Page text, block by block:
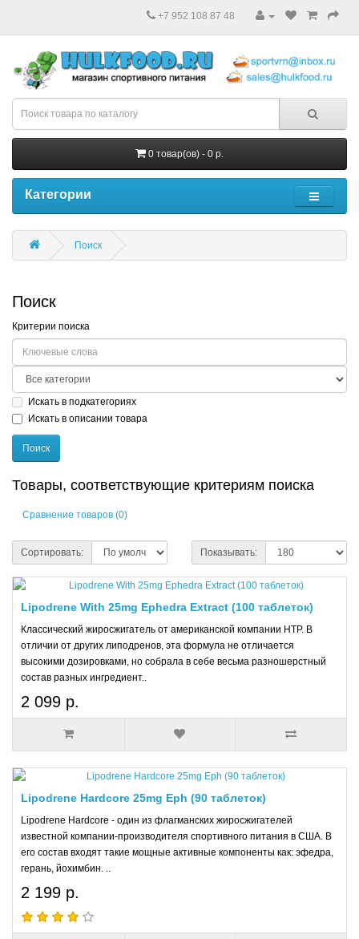
+7 952 108 87 48
0 товар(ов) - 0 р.
Категории
Поиск
Поиск
Критерии поиска
Искать в подкатегориях
Искать в описании товара
Товары, соответствующие критериям поиска
Сравнение товаров (0)
Сортировать: Показывать:
Lipodrene With 25mg Ephedra Extract (100 таблеток)
Классический жиросжигатель от американской компании HTP. В
отличии от других липодренов, эта формула не отличается
высокими дозировками, но собрала в себе весьма разношерстный
состав разных ингредиент..
2 099 р.
Lipodrene Hardcore 25mg Eph (90 таблеток)
Lipodrene Hardcore - один из флагманских жиросжигателей
известной компании-производителя спортивного питания в США. В
его состав входят такие мощные активные компоненты как: эфедра,
герань, йохимбин. ..
2 199 р.